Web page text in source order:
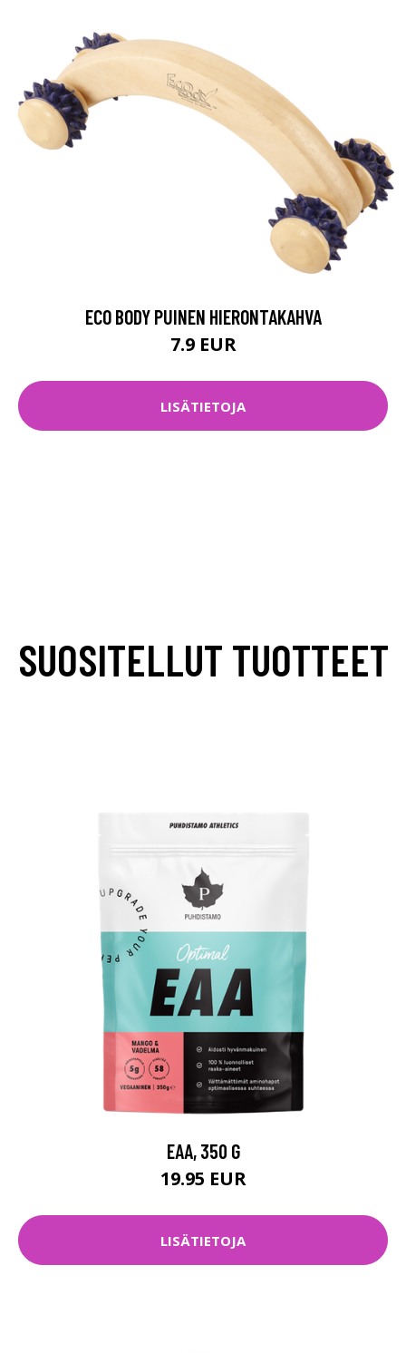
ECO BODY PUINEN HIERONTAKAHVA
7.9 EUR
LISÄTIETOJA
SUOSITELLUT TUOTTEET
EAA, 350 G
19.95 EUR
LISÄTIETOJA